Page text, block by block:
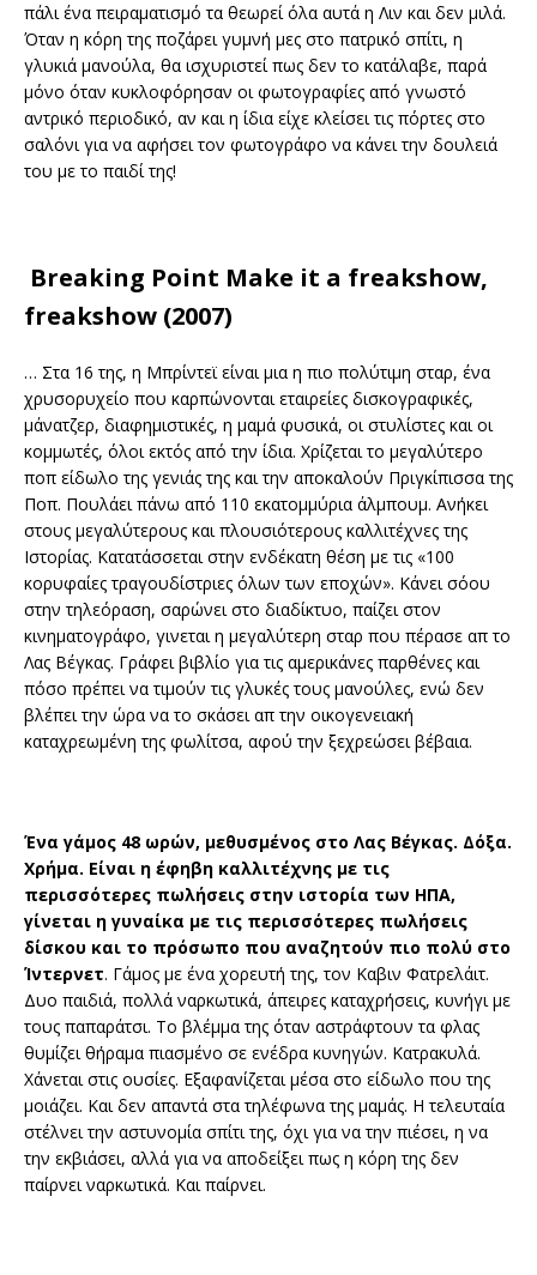
πάλι ένα πειραματισμό τα θεωρεί όλα αυτά η Λιν και δεν μιλά.
Όταν η κόρη της ποζάρει γυμνή μες στο πατρικό σπίτι, η
γλυκιά μανούλα, θα ισχυριστεί πως δεν το κατάλαβε, παρά
μόνο όταν κυκλοφόρησαν οι φωτογραφίες από γνωστό
αντρικό περιοδικό, αν και η ίδια είχε κλείσει τις πόρτες στο
σαλόνι για να αφήσει τον φωτογράφο να κάνει την δουλειά
του με το παιδί της!
Breaking Point Make it a freakshow,
freakshow (2007)
… Στα 16 της, η Μπρίντεϊ είναι μια η πιο πολύτιμη σταρ, ένα
χρυσορυχείο που καρπώνονται εταιρείες δισκογραφικές,
μάνατζερ, διαφημιστικές, η μαμά φυσικά, οι στυλίστες και οι
κομμωτές, όλοι εκτός από την ίδια. Χρίζεται το μεγαλύτερο
ποπ είδωλο της γενιάς της και την αποκαλούν Πριγκίπισσα της
Ποπ. Πουλάει πάνω από 110 εκατομμύρια άλμπουμ. Ανήκει
στους μεγαλύτερους και πλουσιότερους καλλιτέχνες της
Ιστορίας. Κατατάσσεται στην ενδέκατη θέση με τις «100
κορυφαίες τραγουδίστριες όλων των εποχών». Κάνει σόου
στην τηλεόραση, σαρώνει στο διαδίκτυο, παίζει στον
κινηματογράφο, γινεται η μεγαλύτερη σταρ που πέρασε απ το
Λας Βέγκας. Γράφει βιβλίο για τις αμερικάνες παρθένες και
πόσο πρέπει να τιμούν τις γλυκές τους μανούλες, ενώ δεν
βλέπει την ώρα να το σκάσει απ την οικογενειακή
καταχρεωμένη της φωλίτσα, αφού την ξεχρεώσει βέβαια.
Ένα γάμος 48 ωρών, μεθυσμένος στο Λας Βέγκας. Δόξα.
Χρήμα. Είναι η έφηβη καλλιτέχνης με τις
περισσότερες πωλήσεις στην ιστορία των ΗΠΑ,
γίνεται η γυναίκα με τις περισσότερες πωλήσεις
δίσκου και το πρόσωπο που αναζητούν πιο πολύ στο
Ίντερνετ. Γάμος με ένα χορευτή της, τον Καβιν Φατρελάιτ.
Δυο παιδιά, πολλά ναρκωτικά, άπειρες καταχρήσεις, κυνήγι με
τους παπαράτσι. Το βλέμμα της όταν αστράφτουν τα φλας
θυμίζει θήραμα πιασμένο σε ενέδρα κυνηγών. Κατρακυλά.
Χάνεται στις ουσίες. Εξαφανίζεται μέσα στο είδωλο που της
μοιάζει. Και δεν απαντά στα τηλέφωνα της μαμάς. Η τελευταία
στέλνει την αστυνομία σπίτι της, όχι για να την πιέσει, η να
την εκβιάσει, αλλά για να αποδείξει πως η κόρη της δεν
παίρνει ναρκωτικά. Και παίρνει.